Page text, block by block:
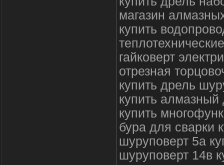
магазин
купить
гайковерт
отрезная
купить дрель
купить алмазный
купить
бура для сварки
шуруповерт 5а
шуруповерт 14в